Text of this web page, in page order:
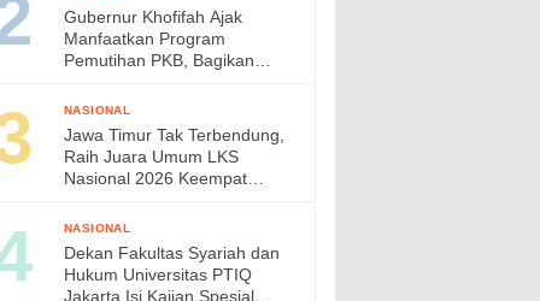
Gubernur Khofifah Ajak
Manfaatkan Program
Pemutihan PKB, Bagikan
dan Sembako kepada Ojol
Malang
NASIONAL
Jawa Timur Tak Terbendung,
Raih Juara Umum LKS
Nasional 2026 Keempat
Apresiasi Prestasi Siswa
Vokasi
NASIONAL
Dekan Fakultas Syariah dan
Hukum Universitas PTIQ
Jakarta Isi Kajian Spesial